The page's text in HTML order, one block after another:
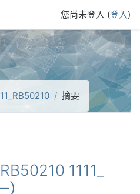
您尚未登入 (登入)
摘要
1111_